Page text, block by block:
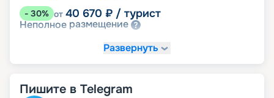
- 30% от 40 670 ₽ / турист
Неполное размещение
Развернуть
Пишите в Telegram